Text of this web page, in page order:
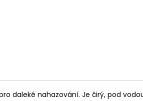
pro daleké nahazování. Je čirý, pod